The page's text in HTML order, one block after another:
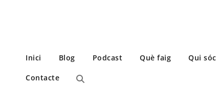
Inici Blog Podcast Què faig Qui sóc
Contacte